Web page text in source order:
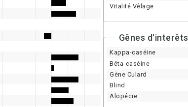
Vitalité Vêlage
Gênes d'interêts
Kappa-caséine
Bêta-caséine
Gène Culard
Blind
Alopécie